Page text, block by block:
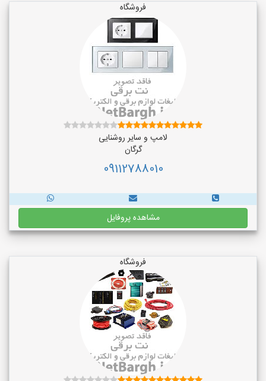
فروشگاه
لامپ و سایر روشنایی
گرگان
09112788010
مشاهده پروفایل
فروشگاه